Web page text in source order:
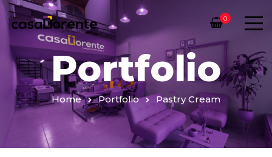
0
Portfolio
Home Portfolio Pastry Cream